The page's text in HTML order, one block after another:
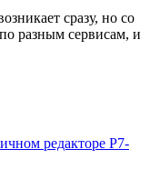
сразу, но со
разным сервисам, и
редакторе Р7-